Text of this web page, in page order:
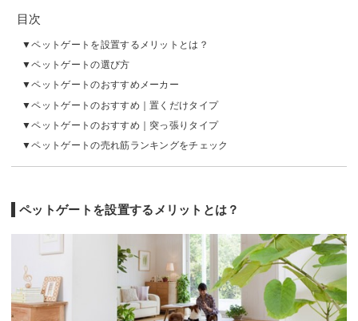
目次
ペットゲートを設置するメリットとは？
ペットゲートの選び方
ペットゲートのおすすめメーカー
ペットゲートのおすすめ｜置くだけタイプ
ペットゲートのおすすめ｜突っ張りタイプ
ペットゲートの売れ筋ランキングをチェック
ペットゲートを設置するメリットとは？